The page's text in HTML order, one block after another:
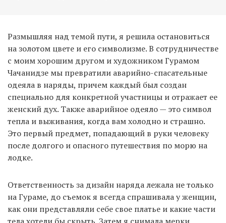
Размышляя над темой пути, я решила остановиться
на золотом цвете и его символизме. В сотрудничестве
с моим хорошим другом и художником Гурамом
Чачанидзе мы превратили аварийно-спасательные
одеяла в наряды, причем каждый был создан
специально для конкретной участницы и отражает ее
женский дух. Также аварийное одеяло — это символ
тепла и выживания, когда вам холодно и страшно.
Это первый предмет, попадающий в руки человеку
после долгого и опасного путешествия по морю на
лодке.
Ответственность за дизайн наряда лежала не только
на Гураме, до съемок я всегда спрашивала у женщин,
как они представляли себе свое платье и какие части